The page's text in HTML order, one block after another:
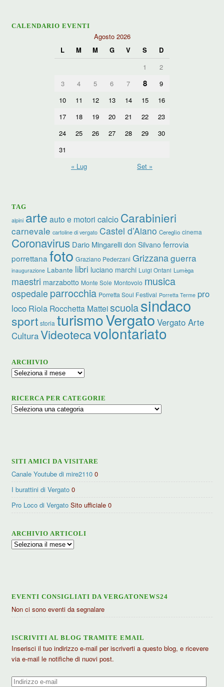
CALENDARIO EVENTI
Agosto 2026
L
M M G V S
D
1
2
3
4 5 6 7 8
9
10
11 12 13 14 15
16
17
18 19 20 21 22
23
24
25 26 27 28 29
30
31
« Lug
Set »
TAG
alpini arte auto e motori calcio Carabinieri
carnevale cartoline di vergato Castel d’Aiano Cereglio cinema
Coronavirus Dario Mingarelli don Silvano ferrovia
porrettana foto Graziano Pederzani Grizzanaguerra
inaugurazione Labante libri luciano marchi Luigi Ontani Lumèga
maestri marzabotto Monte Sole Montovolo musica
ospedale parrocchia Porretta Soul Festival Porretta Terme pro
loco Riola Rocchetta Matteiscuolasindaco
sport storia turismoVergato Vergato Arte
CulturaVideotecavolontariato
ARCHIVIO
Archivio
RICERCA PER CATEGORIE
Ricerca
SITI AMICI DA VISITARE
Canale Youtube di mire2110 0
I burattini di Vergato 0
Pro Loco di Vergato Sito ufficiale 0
ARCHIVIO ARTICOLI
Archivio
EVENTI CONSIGLIATI DA VERGATONEWS24
Non ci sono eventi da segnalare
ISCRIVITI AL BLOG TRAMITE EMAIL
Inserisci il tuo indirizzo e-mail per iscriverti a questo blog, e ricevere
via e-mail le notifiche di nuovi post.
Indirizzo